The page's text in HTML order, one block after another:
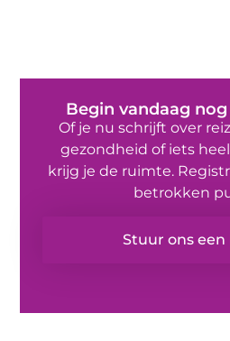
Begin vandaag
Of je nu schrijft over
gezondheid of iets
krijg je de ruimte.
betrokken
Stuur ons